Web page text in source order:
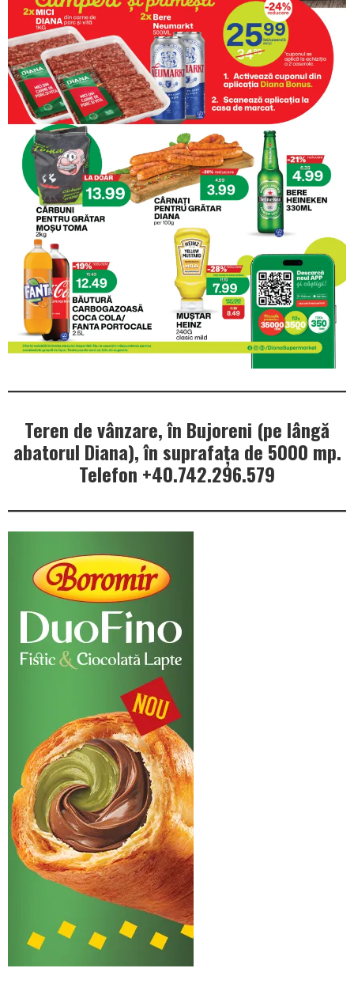
Teren de vânzare, în Bujoreni (pe lângă
abatorul Diana), în suprafața de 5000 mp.
Telefon +40.742.296.579